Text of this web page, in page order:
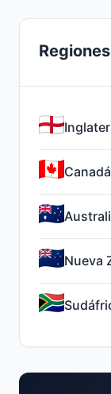
Canadá
Nueva